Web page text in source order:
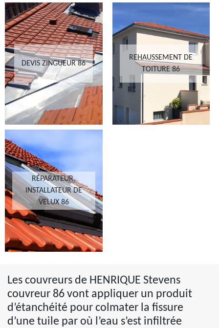
DEVIS ZINGUEUR 86
REHAUSSEMENT DE
TOITURE 86
RÉPARATEUR,
INSTALLATEUR DE
VELUX 86
Les couvreurs de HENRIQUE Stevens
couvreur 86 vont appliquer un produit
d’étanchéité pour colmater la fissure
d’une tuile par où l’eau s’est infiltrée